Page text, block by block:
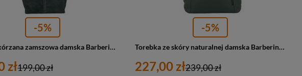
-5%
Torebka skórzana zamszowa damska Barberini's 375/8-42 shopper bag A4 ciemnozielona
zł199,00 zł
-5%
Torebka ze skóry naturalnej damska Barberini's 861-42 worek A4 ciemnozielona
227,00 zł239,00 zł